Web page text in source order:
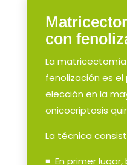
con
La
fenolización es
elección en la
onicocriptosis
La técnica
◾ En primer